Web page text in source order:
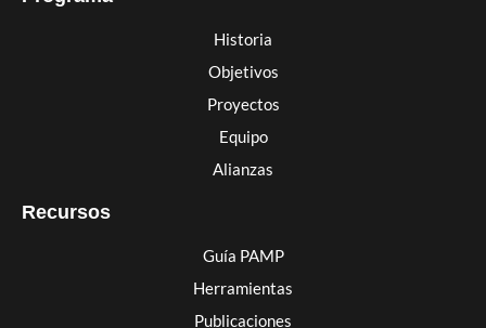
Historia
Objetivos
Proyectos
Equipo
Alianzas
Recursos
Guía PAMP
Herramientas
Publicaciones